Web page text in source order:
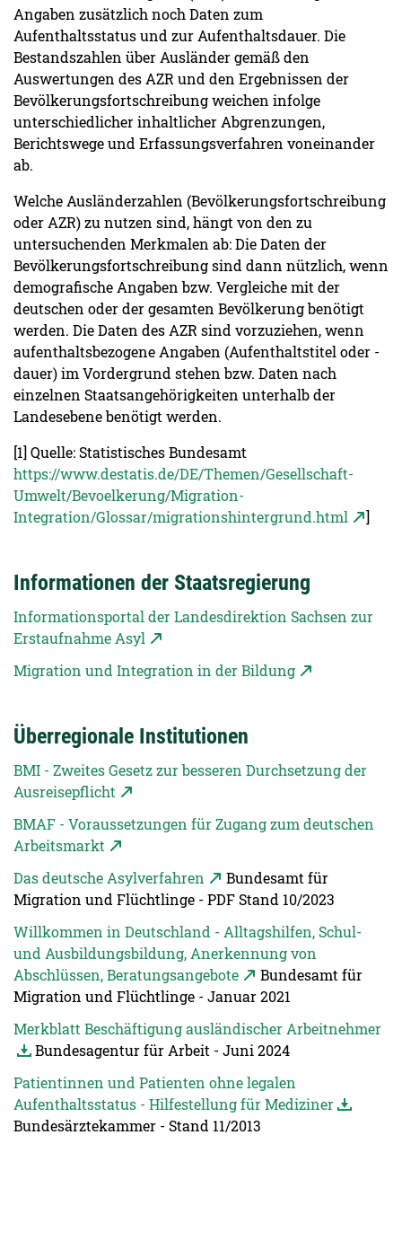
Angaben zusätzlich noch Daten zum
Aufenthaltsstatus und zur Aufenthaltsdauer. Die
Bestandszahlen über Ausländer gemäß den
Auswertungen des AZR und den Ergebnissen der
Bevölkerungsfortschreibung weichen infolge
unterschiedlicher inhaltlicher Abgrenzungen,
Berichtswege und Erfassungsverfahren voneinander
ab.
Welche Ausländerzahlen (Bevölkerungsfortschreibung
oder AZR) zu nutzen sind, hängt von den zu
untersuchenden Merkmalen ab: Die Daten der
Bevölkerungsfortschreibung sind dann nützlich, wenn
demografische Angaben bzw. Vergleiche mit der
deutschen oder der gesamten Bevölkerung benötigt
werden. Die Daten des AZR sind vorzuziehen, wenn
aufenthaltsbezogene Angaben (Aufenthaltstitel oder -
dauer) im Vordergrund stehen bzw. Daten nach
einzelnen Staatsangehörigkeiten unterhalb der
Landesebene benötigt werden.
[1] Quelle: Statistisches Bundesamt
https://www.destatis.de/DE/Themen/Gesellschaft-
Umwelt/Bevoelkerung/Migration-
Integration/Glossar/migrationshintergrund.html
]
Informationen der Staatsregierung
Informationsportal der Landesdirektion Sachsen zur
Erstaufnahme Asyl
Migration und Integration in der Bildung
Überregionale Institutionen
BMI - Zweites Gesetz zur besseren Durchsetzung der
Ausreisepflicht
BMAF - Voraussetzungen für Zugang zum deutschen
Arbeitsmarkt
Das deutsche Asylverfahren
Bundesamt für
Migration und Flüchtlinge - PDF Stand 10/2023
Willkommen in Deutschland - Alltagshilfen, Schul-
und Ausbildungsbildung, Anerkennung von
Abschlüssen, Beratungsangebote
Bundesamt für
Migration und Flüchtlinge - Januar 2021
Merkblatt Beschäftigung ausländischer Arbeitnehmer
Bundesagentur für Arbeit - Juni 2024
Patientinnen und Patienten ohne legalen
Aufenthaltsstatus - Hilfestellung für Mediziner
Bundesärztekammer - Stand 11/2013